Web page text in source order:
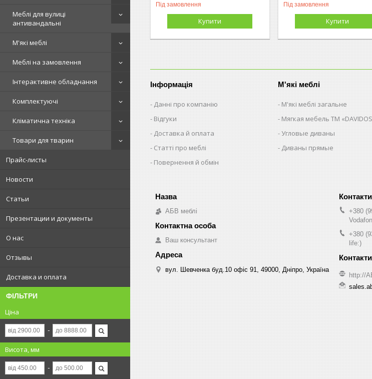
Меблі для вулиці
антивандальні
М'які меблі
Меблі на замовлення
Інтерактивне обладнання
Комплектуючі
Кліматична техніка
Товари для тварин
Прайс-листы
Новости
Статьи
Презентации и документы
О нас
Отзывы
Доставка и оплата
ФІЛЬТРИ
Ціна
Висота, мм
Під замовлення
Купити
Під замовлення
Купити
Інформація
Данні про компанію
Відгуки
Доставка й оплата
Статті про меблі
Повернення й обмін
М'які меблі
М'які меблі загальне
Мягкая мебель ТМ
Угловые диваны
Диваны прямые
АБВ меблі
Ваш консультант
вул. Шевченка буд.10 офіс 91, 49000, Дніпро, Україна
+380
+380
life:)
http://